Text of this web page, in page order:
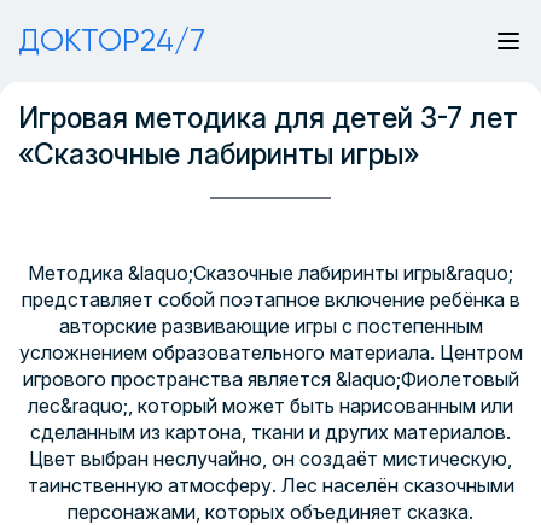
ДОКТОР24/7
Игровая методика для детей 3-7 лет
«Сказочные лабиринты игры»
Методика &laquo;Сказочные лабиринты игры&raquo;
представляет собой поэтапное включение ребёнка в
авторские развивающие игры с постепенным
усложнением образовательного материала. Центром
игрового пространства является &laquo;Фиолетовый
лес&raquo;, который может быть нарисованным или
сделанным из картона, ткани и других материалов.
Цвет выбран неслучайно, он создаёт мистическую,
таинственную атмосферу. Лес населён сказочными
персонажами, которых объединяет сказка.